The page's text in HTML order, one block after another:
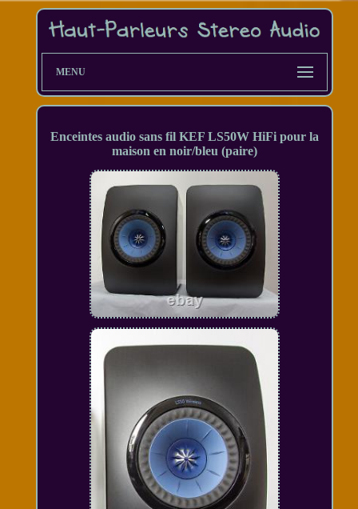
MENU
Enceintes audio sans fil KEF LS50W HiFi pour la
maison en noir/bleu (paire)